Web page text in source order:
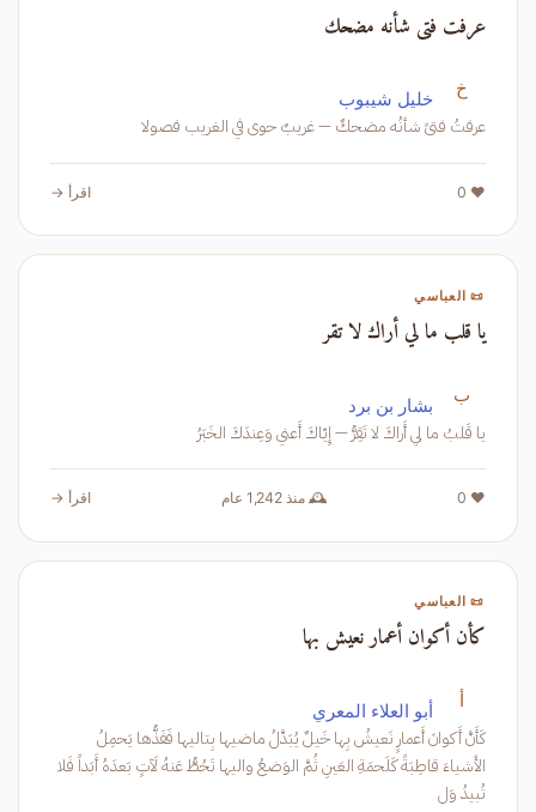
عرفت فتى شأنه مضحك
خ خليل شيبوب
عرفتُ فتىً شأنُه مضحكٌ — غريبٌ حوى في الغريب فصولا
❤️ 0 اقرأ →
📜 العباسي
يا قلب ما لي أراك لا تقر
ب بشار بن برد
يا قَلبُ ما لي أَراكَ لا تَقِرُّ — إِيّاكَ أَعني وَعِندَكَ الخَبَرُ
❤️ 0 🕰️ منذ 1,242 عام اقرأ →
📜 العباسي
كأن أكوان أعمار نعيش بها
أ أبو العلاء المعري
كَأَنَّ أَكوانَ أَعمارٍ نَعيشُ بِها خَيلٌ يُبَدَّلُ ماضيها بِتاليها فَفَذُّها يَحمِلُ
الأَشياءَ قاطِبَةً كَلَحمَةِ العَينِ ثُمَّ الوَضعُ واليها تَحُطُّ عَنهُ لَآتٍ بَعدَهُ أَبَداً فَلا
تُبيدُ وَل